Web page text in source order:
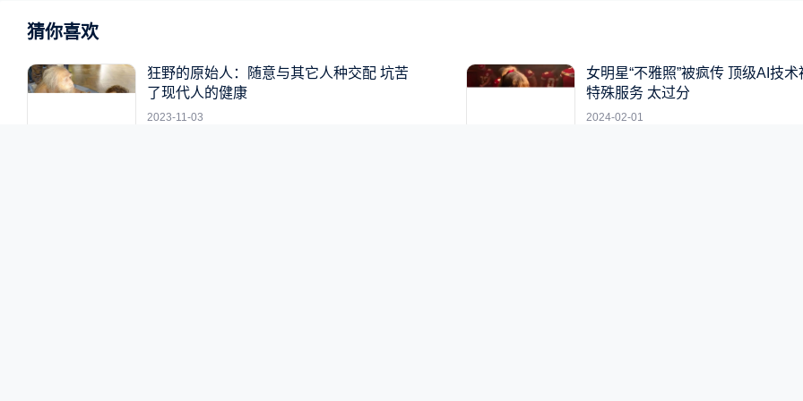
猜你喜欢
狂野的原始人：随意与其它人种交配 坑苦
了现代人的健康
2023-11-03
女明星“不雅照”被疯传 顶级AI技
特殊服务 太过分
2024-02-01